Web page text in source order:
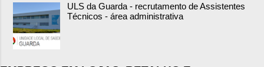
ULS da Guarda - recrutamento de Assistentes
Técnicos - área administrativa